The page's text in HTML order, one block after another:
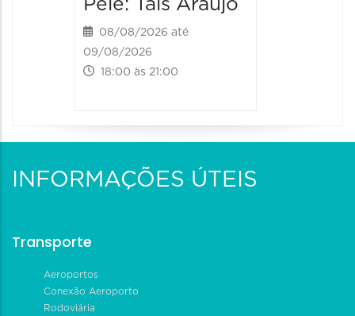
Pele: Taís Araujo
08/08/2026 até
09/08/2026
18:00 às 21:00
INFORMAÇÕES ÚTEIS
Transporte
Aeroportos
Conexão Aeroporto
Rodoviária